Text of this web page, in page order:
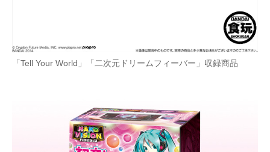
「Tell Your World」「二次元ドリームフィーバー」収録商品